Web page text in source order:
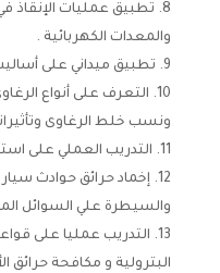
تطبيق عمليات الإنقاذ
والمعدات الكهربائية .
تطبيق ميداني على
التعرف على أنواع
ونسب خلط الرغاوى
التدريب العملي على
إخماد حرائق حوادث
والسيطرة علي السوائل
التدريب عمليا على
البترولية و مكافحة حرائق